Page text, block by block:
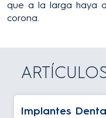
que a la larga haya
corona.
Implantes